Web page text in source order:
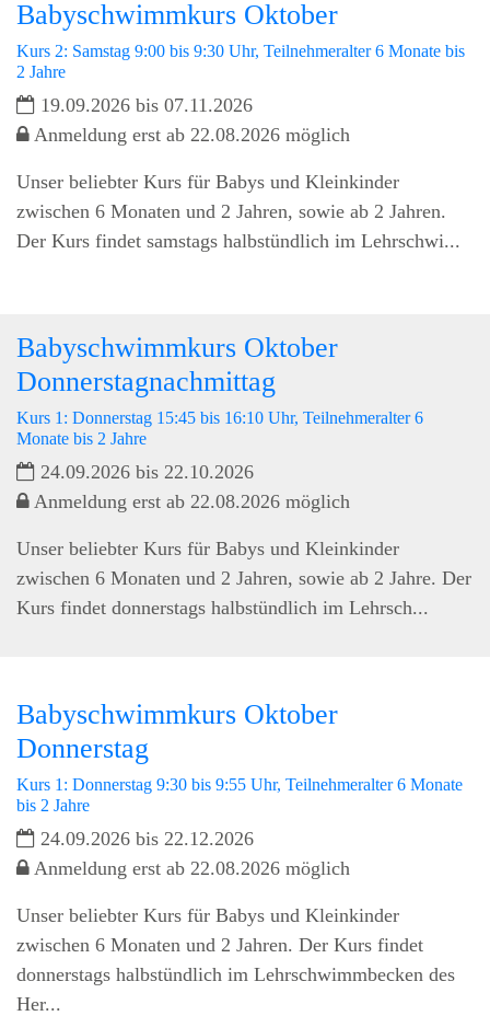
Babyschwimmkurs Oktober
Kurs 2: Samstag 9:00 bis 9:30 Uhr, Teilnehmeralter 6 Monate bis
2 Jahre
19.09.2026 bis 07.11.2026
Anmeldung erst ab 22.08.2026 möglich
Unser beliebter Kurs für Babys und Kleinkinder
zwischen 6 Monaten und 2 Jahren, sowie ab 2 Jahren.
Der Kurs findet samstags halbstündlich im Lehrschwi...
Babyschwimmkurs Oktober
Donnerstagnachmittag
Kurs 1: Donnerstag 15:45 bis 16:10 Uhr, Teilnehmeralter 6
Monate bis 2 Jahre
24.09.2026 bis 22.10.2026
Anmeldung erst ab 22.08.2026 möglich
Unser beliebter Kurs für Babys und Kleinkinder
zwischen 6 Monaten und 2 Jahren, sowie ab 2 Jahre. Der
Kurs findet donnerstags halbstündlich im Lehrsch...
Babyschwimmkurs Oktober
Donnerstag
Kurs 1: Donnerstag 9:30 bis 9:55 Uhr, Teilnehmeralter 6 Monate
bis 2 Jahre
24.09.2026 bis 22.12.2026
Anmeldung erst ab 22.08.2026 möglich
Unser beliebter Kurs für Babys und Kleinkinder
zwischen 6 Monaten und 2 Jahren. Der Kurs findet
donnerstags halbstündlich im Lehrschwimmbecken des
Her...